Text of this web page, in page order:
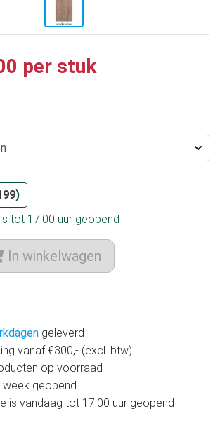
per stuk
)
tot 17:00 uur geopend
In winkelwagen
geleverd
vanaf €300,- (excl. btw)
op voorraad
week geopend
is vandaag tot 17:00 uur geopend